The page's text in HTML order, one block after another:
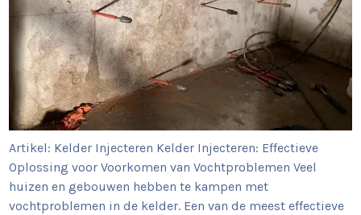
Artikel: Kelder Injecteren Kelder Injecteren: Effectieve
Oplossing voor Voorkomen van Vochtproblemen Veel
huizen en gebouwen hebben te kampen met
vochtproblemen in de kelder. Een van de meest effectieve